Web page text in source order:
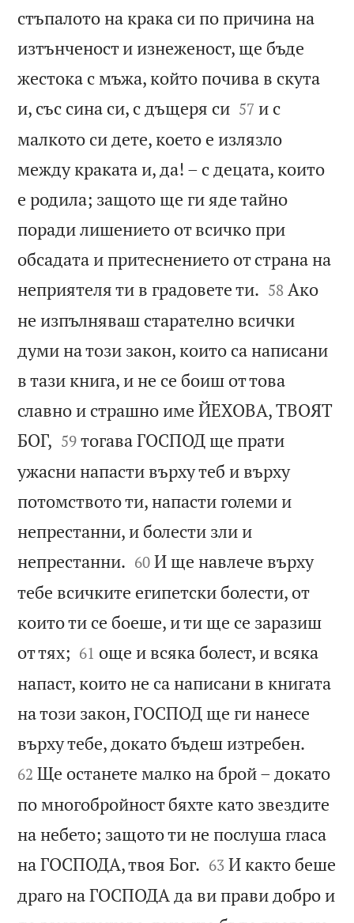
стъпалото на крака си по причина на
изтънченост и изнеженост, ще бъде
жестока с мъжа, който почива в скута
и, със сина си, с дъщеря си
57 и с
малкото си дете, което е излязло
между краката и, да! – с децата, които
е родила; защото ще ги яде тайно
поради лишението от всичко при
обсадата и притеснението от страна на
неприятеля ти в градовете ти. 

58 Ако
не изпълняваш старателно всички
думи на този закон, които са написани
в тази книга, и не се боиш от това
славно и страшно име ЙЕХОВА, ТВОЯТ
БОГ, 

59 тогава ГОСПОД ще прати
ужасни напасти върху теб и върху
потомството ти, напасти големи и
непрестанни, и болести зли и
непрестанни. 

60 И ще навлече върху
тебе всичките египетски болести, от
които ти се боеше, и ти ще се заразиш
от тях; 

61 още и всяка болест, и всяка
напаст, които не са написани в книгата
на този закон, ГОСПОД ще ги нанесе
върху тебе, докато бъдеш изтребен.
62 Ще останете малко на брой – докато
по многобройност бяхте като звездите
на небето; защото ти не послуша гласа
на ГОСПОДА, твоя Бог. 

63 И както беше
драго на ГОСПОДА да ви прави добро и